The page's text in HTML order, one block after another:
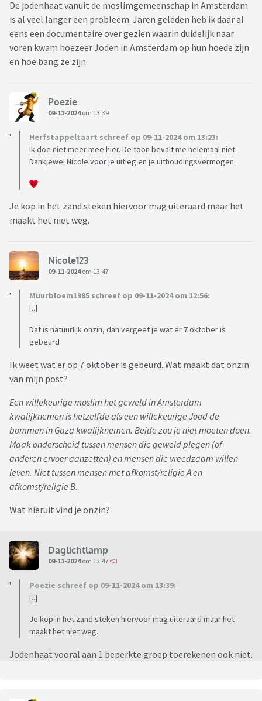
De jodenhaat vanuit de moslimgemeenschap in Amsterdam
is al veel langer een probleem. Jaren geleden heb ik daar al
eens een documentaire over gezien waarin duidelijk naar
voren kwam hoezeer Joden in Amsterdam op hun hoede zijn
en hoe bang ze zijn.
Poezie
09-11-2024om 13:39
Herfstappeltaart schreef op 09-11-2024 om 13:23:
Ik doe niet meer mee hier. De toon bevalt me helemaal niet.
Dankjewel Nicole voor je uitleg en je uithoudingsvermogen.
Je kop in het zand steken hiervoor mag uiteraard maar het
maakt het niet weg.
Nicole123
09-11-2024om 13:47
Muurbloem1985 schreef op 09-11-2024 om 12:56:
[..]
Dat is natuurlijk onzin, dan vergeet je wat er 7 oktober is
gebeurd
Ik weet wat er op 7 oktober is gebeurd. Wat maakt dat onzin
van mijn post?
Een willekeurige moslim het geweld in Amsterdam
kwalijknemen is hetzelfde als een willekeurige Jood de
bommen in Gaza kwalijknemen. Beide zou je niet moeten doen.
Maak onderscheid tussen mensen die geweld plegen (of
anderen ervoer aanzetten) en mensen die vreedzaam willen
leven. Niet tussen mensen met afkomst/religie A en
afkomst/religie B.
Wat hieruit vind je onzin?
Daglichtlamp
09-11-2024om 13:47
Poezie schreef op 09-11-2024 om 13:39:
[..]
Je kop in het zand steken hiervoor mag uiteraard maar het
maakt het niet weg.
Jodenhaat vooral aan 1 beperkte groep toerekenen ook niet.